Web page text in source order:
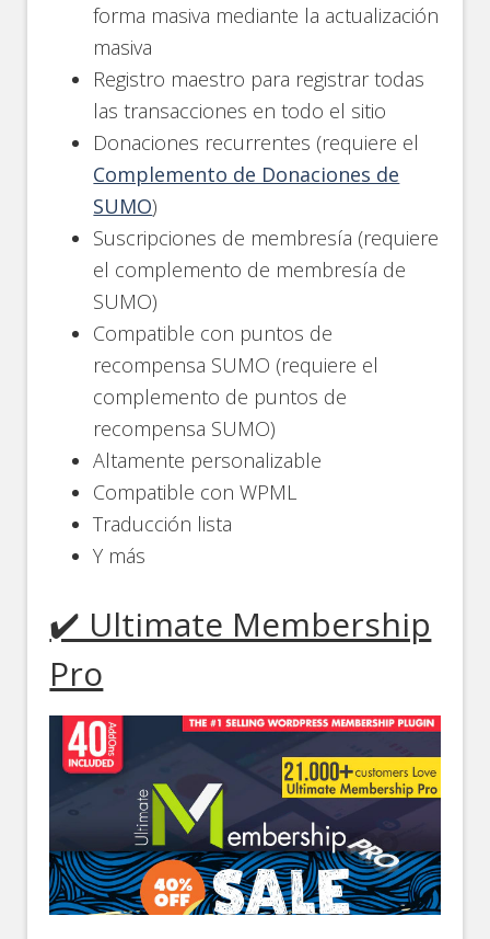
forma masiva mediante la actualización
masiva
Registro maestro para registrar todas
las transacciones en todo el sitio
Donaciones recurrentes (requiere el
Complemento de Donaciones de
SUMO)
Suscripciones de membresía (requiere
el complemento de membresía de
SUMO)
Compatible con puntos de
recompensa SUMO (requiere el
complemento de puntos de
recompensa SUMO)
Altamente personalizable
Compatible con WPML
Traducción lista
Y más
✔️ Ultimate Membership
Pro